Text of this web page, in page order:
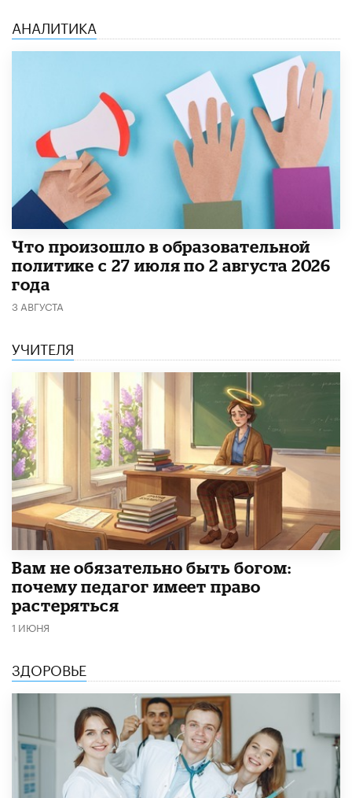
АНАЛИТИКА
​Что произошло в образовательной
политике с 27 июля по 2 августа 2026
года
3 АВГУСТА
УЧИТЕЛЯ
​Вам не обязательно быть богом:
почему педагог имеет право
растеряться
1 ИЮНЯ
ЗДОРОВЬЕ